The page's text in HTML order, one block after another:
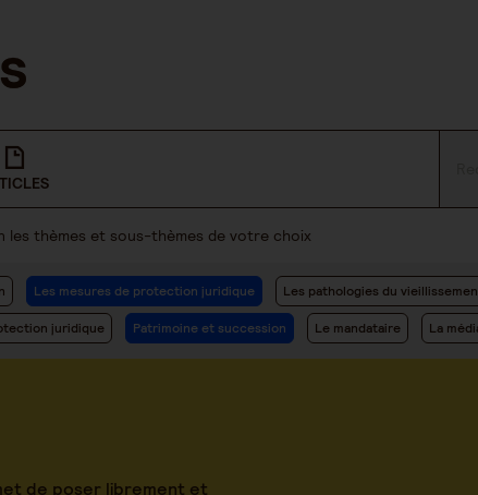
thèmes et sous-thèmes de votre choix
Les mesures de protection juridique
juridique Patrimoine et succession Le mandataire La
Les pathologies du
de poser librement et